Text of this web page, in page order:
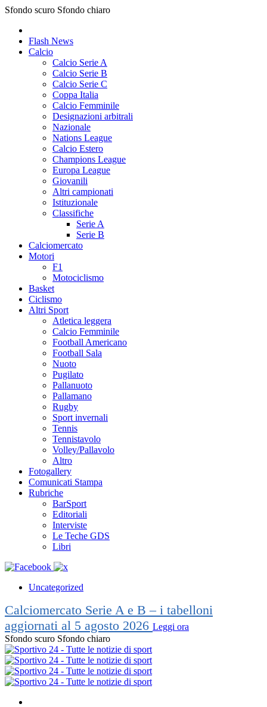
Sfondo scuro Sfondo chiaro
Flash News
Calcio
Calcio Serie A
Calcio Serie B
Calcio Serie C
Coppa Italia
Calcio Femminile
Designazioni arbitrali
Nazionale
Nations League
Calcio Estero
Champions League
Europa League
Giovanili
Altri campionati
Istituzionale
Classifiche
Serie A
Serie B
Calciomercato
Motori
F1
Motociclismo
Basket
Ciclismo
Altri Sport
Atletica leggera
Calcio Femminile
Football Americano
Football Sala
Nuoto
Pugilato
Pallanuoto
Pallamano
Rugby
Sport invernali
Tennis
Tennistavolo
Volley/Pallavolo
Altro
Fotogallery
Comunicati Stampa
Rubriche
BarSport
Editoriali
Interviste
Le Teche GDS
Libri
Uncategorized
Calciomercato Serie A e B – i tabelloni
aggiornati al 5 agosto 2026 Leggi ora
Sfondo scuro Sfondo chiaro